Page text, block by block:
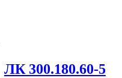
ЛК 300.180.60-5